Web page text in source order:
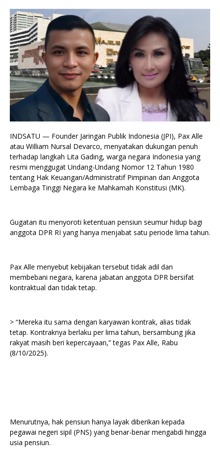
INDSATU — Founder Jaringan Publik Indonesia (JPI), Pax Alle
atau William Nursal Devarco, menyatakan dukungan penuh
terhadap langkah Lita Gading, warga negara Indonesia yang
resmi menggugat Undang-Undang Nomor 12 Tahun 1980
tentang Hak Keuangan/Administratif Pimpinan dan Anggota
Lembaga Tinggi Negara ke Mahkamah Konstitusi (MK).
Gugatan itu menyoroti ketentuan pensiun seumur hidup bagi
anggota DPR RI yang hanya menjabat satu periode lima tahun.
Pax Alle menyebut kebijakan tersebut tidak adil dan
membebani negara, karena jabatan anggota DPR bersifat
kontraktual dan tidak tetap.
> “Mereka itu sama dengan karyawan kontrak, alias tidak
tetap. Kontraknya berlaku per lima tahun, bersambung jika
rakyat masih beri kepercayaan,” tegas Pax Alle, Rabu
(8/10/2025).
Menurutnya, hak pensiun hanya layak diberikan kepada
pegawai negeri sipil (PNS) yang benar-benar mengabdi hingga
usia pensiun.